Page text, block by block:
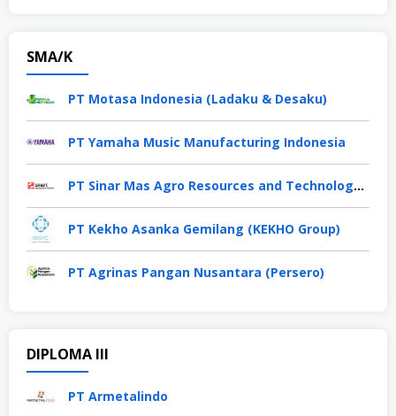
SMA/K
PT Motasa Indonesia (Ladaku & Desaku)
PT Yamaha Music Manufacturing Indonesia
PT Sinar Mas Agro Resources and Technology Tbk
PT Kekho Asanka Gemilang (KEKHO Group)
PT Agrinas Pangan Nusantara (Persero)
DIPLOMA III
PT Armetalindo